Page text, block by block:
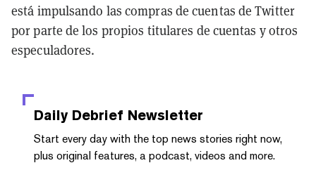
está impulsando las compras de cuentas de Twitter
por parte de los propios titulares de cuentas y otros
especuladores.
Daily Debrief Newsletter
Start every day with the top news stories right now,
plus original features, a podcast, videos and more.